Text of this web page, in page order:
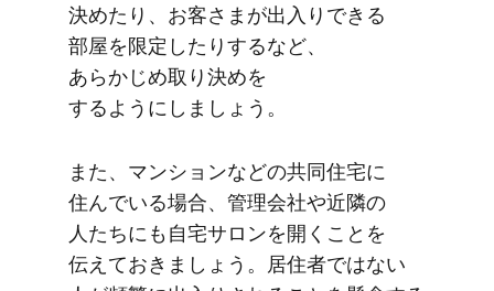
決めたり、​​お客さまが​​出入りできる​​
部屋を​​限定したりするなど、​​
あらかじめ取り​決めを​​
するようにしましょう。
また、​​マンションなどの​​共同住宅に​​
住んでいる​​場合、​​管理会社や​​近隣の​​
人たちにも​​自宅サロンを​​開く​​ことを​​
伝えて​​おきましょう。​​居住者ではない​